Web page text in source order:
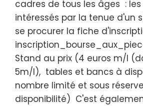
cadres de tous les âges :
intéressés par la tenue d'un
se procurer la fiche
Stand au prix (4 euros m/l
5m/l), tables et bancs à
nombre limité et sous
disponibilité) C'est